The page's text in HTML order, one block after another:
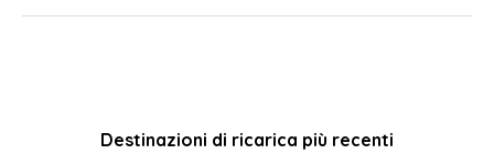
Destinazioni di ricarica più recenti